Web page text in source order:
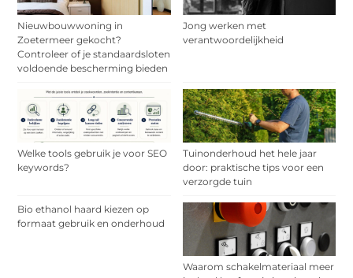
Nieuwbouwwoning in
Zoetermeer gekocht?
Controleer of je standaardsloten
voldoende bescherming bieden
Jong werken met
verantwoordelijkheid
Welke tools gebruik je voor SEO
keywords?
Tuinonderhoud het hele jaar
door: praktische tips voor een
verzorgde tuin
Bio ethanol haard kiezen op
formaat gebruik en onderhoud
Waarom schakelmateriaal meer